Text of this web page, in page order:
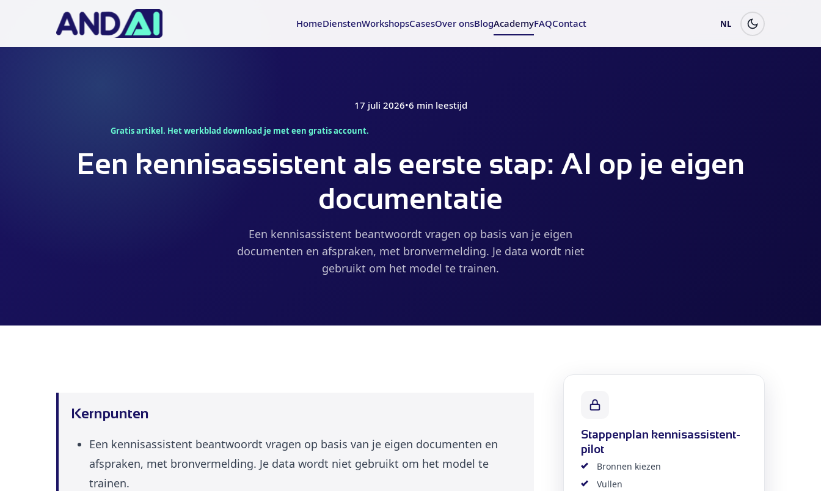
HomeDienstenWorkshopsCasesOver onsBlogAcademyFAQContact NL
17 juli 2026•6 min leestijd
Gratis artikel. Het werkblad download je met een gratis account.
Een kennisassistent als eerste stap: AI op je eigen
documentatie
Een kennisassistent beantwoordt vragen op basis van je eigen
documenten en afspraken, met bronvermelding. Je data wordt niet
gebruikt om het model te trainen.
Kernpunten
Een kennisassistent beantwoordt vragen op basis van je eigen documenten en
afspraken, met bronvermelding. Je data wordt niet gebruikt om het model te
trainen.
Stappenplan kennisassistent-
pilot
Bronnen kiezen
Vullen